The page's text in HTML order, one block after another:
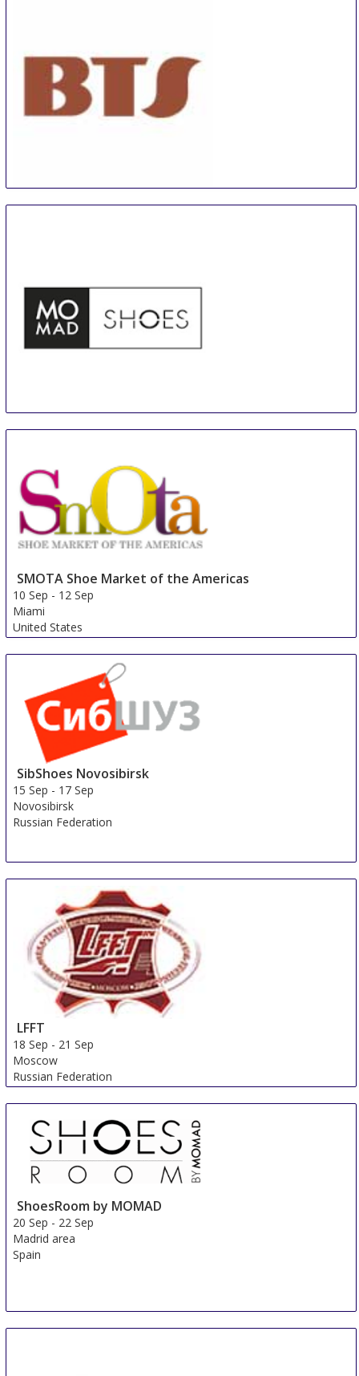
Spain
SMOTA Shoe Market of the Americas
10 Sep - 12 Sep
Miami
United States
SibShoes Novosibirsk
15 Sep - 17 Sep
Novosibirsk
Russian Federation
LFFT
18 Sep - 21 Sep
Moscow
Russian Federation
ShoesRoom by MOMAD
20 Sep - 22 Sep
Madrid area
Spain